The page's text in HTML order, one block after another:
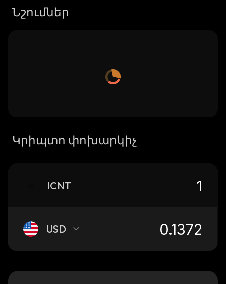
Նշումներ
Կրիպտո փոխարկիչ
ICNT
USD